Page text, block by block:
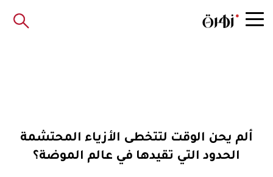
ألم يحن الوقت لتتخطى الأزياء المحتشمة
الحدود التي تقيدها في عالم الموضة؟